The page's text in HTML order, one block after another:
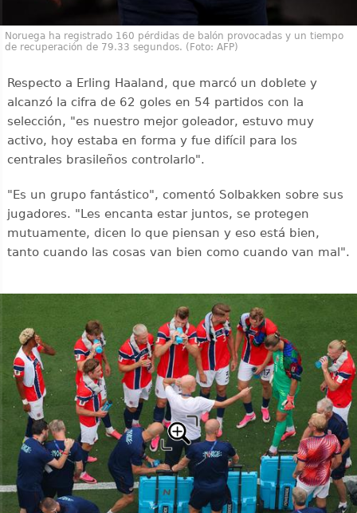
Noruega ha registrado 160 pérdidas de balón provocadas y un tiempo
de recuperación de 79.33 segundos. (Foto: AFP)
Respecto a Erling Haaland, que marcó un doblete y
alcanzó la cifra de 62 goles en 54 partidos con la
selección, "es nuestro mejor goleador, estuvo muy
activo, hoy estaba en forma y fue difícil para los
centrales brasileños controlarlo".
"Es un grupo fantástico", comentó Solbakken sobre sus
jugadores. "Les encanta estar juntos, se protegen
mutuamente, dicen lo que piensan y eso está bien,
tanto cuando las cosas van bien como cuando van mal".